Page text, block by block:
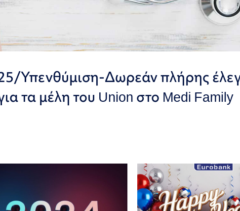
Υπενθύμιση-Δωρεάν πλήρης
τα μέλη του Union στο Medi Family